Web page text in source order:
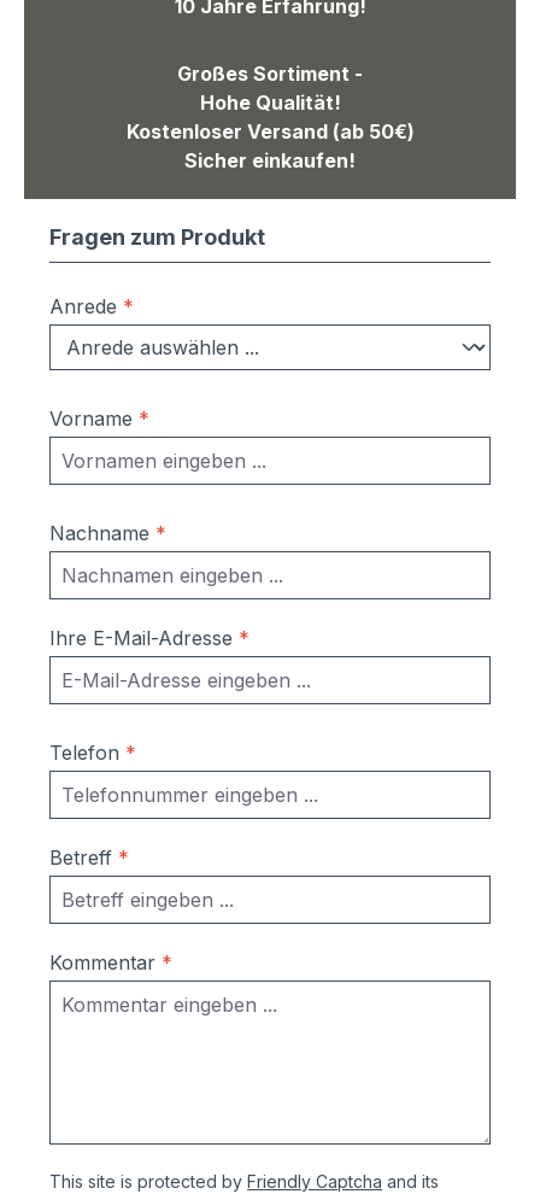
10 Jahre Erfahrung!
Großes Sortiment -
Hohe Qualität!
Kostenloser Versand (ab 50€)
Sicher einkaufen!
Fragen zum Produkt
Anrede *
Vorname *
Nachname *
Ihre E-Mail-Adresse *
Telefon *
Betreff *
Kommentar *
This site is protected by Friendly Captcha and its